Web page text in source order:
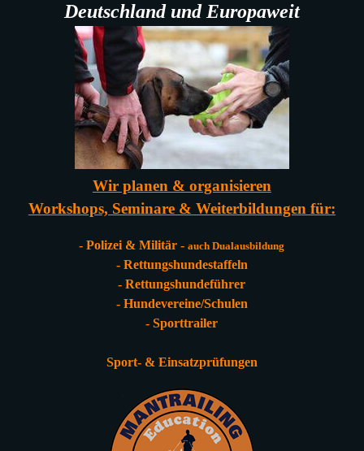
Deutschland und Europaweit
Wir planen & organisieren
Workshops, Seminare & Weiterbildungen für:
- Polizei & Militär - auch Dualausbildung
- Rettungshundestaffeln
- Rettungshundeführer
- Hundevereine/Schulen
- Sporttrailer
Sport- & Einsatzprüfungen